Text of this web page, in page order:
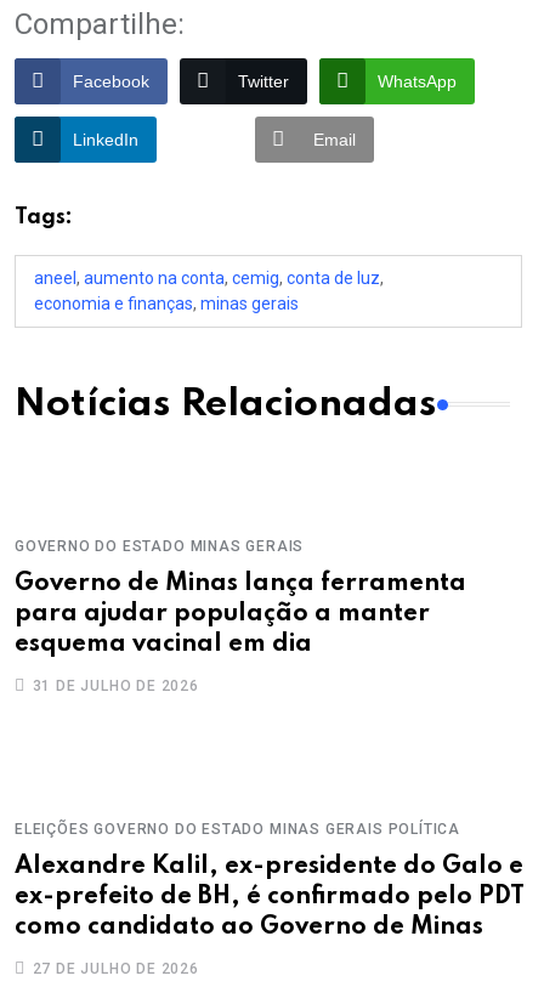
Compartilhe:
Facebook Twitter WhatsApp
LinkedIn Email
Tags:
aneel , aumento na conta, cemig, conta de luz,
economia e finanças, minas gerais
Notícias Relacionadas
GOVERNO DO ESTADO MINAS GERAIS
Governo de Minas lança ferramenta
para ajudar população a manter
esquema vacinal em dia
31 DE JULHO DE 2026
ELEIÇÕES GOVERNO DO ESTADO MINAS GERAIS POLÍTICA
Alexandre Kalil, ex-presidente do Galo e
ex-prefeito de BH, é confirmado pelo PDT
como candidato ao Governo de Minas
27 DE JULHO DE 2026